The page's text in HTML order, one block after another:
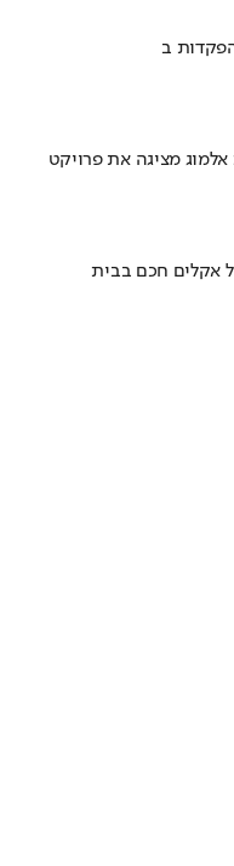
אקלים חכם בבית